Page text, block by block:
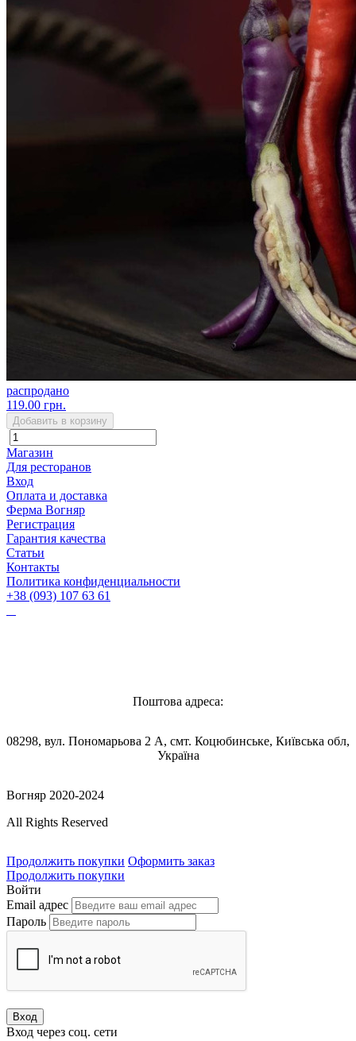
распродано
119.00 грн.
Добавить в корзину
Магазин
Для ресторанов
Вход
Оплата и доставка
Ферма Вогняр
Регистрация
Гарантия качества
Статьи
Контакты
Политика конфиденциальности
+38 (093) 107 63 61
Поштова адреса:
08298, вул. Пономарьова 2 А, смт. Коцюбинське, Київська обл,
Україна
Вогняр 2020-2024
All Rights Reserved
Продолжить покупки Оформить заказ
Продолжить покупки
Войти
Email адрес
Пароль
Вход
Вход через соц. сети